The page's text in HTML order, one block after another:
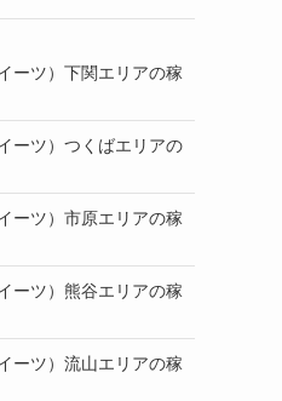
ーツ）下関エリアの稼
ーツ）つくばエリアの
ーツ）市原エリアの稼
ーツ）熊谷エリアの稼
ーツ）流山エリアの稼